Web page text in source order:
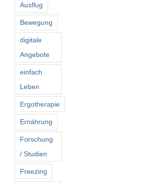
Ausflug
Bewegung
digitale
Angebote
einfach
Leben
Ergotherapie
Ernährung
Forschung
/ Studien
Freezing